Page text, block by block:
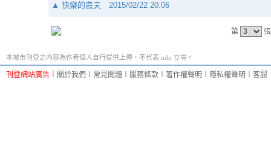
▲ 快樂的農夫 2015/02/22 20:06
第
本城市刊登之內容為作者個人自行提供上傳，不代表 udn 立場。
刊登網站廣告 關於我們 常見問題 服務條款 著作權聲明 隱私權聲明 客服